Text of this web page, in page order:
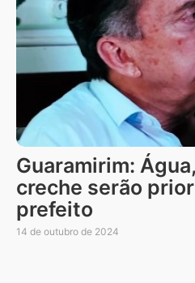
Guaramirim:
creche serão
prefeito
14 de outubro de 2024